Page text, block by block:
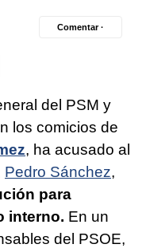
Comentar ·
del PSM y
los comicios de
, ha acusado al
Pedro Sánchez,
para
interno. En un
del PSOE,